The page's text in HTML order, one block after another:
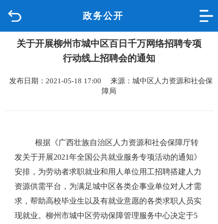
政务公开
品质城中
互动回应
关于开展柳州市城中区百日千万网络招聘专项
行动线上招聘会的通知
发布日期：2021-05-18 17:00 来源：城中区人力资源和社会保
障局
根据《广西壮族自治区人力资源和社会保障厅转
发关于开展2021年全国公共就业服务专项活动的通知》
安排，为劳动者求职就业和用人单位用工招聘搭建人力
资源供需平台，为满足城中区各类企事业单位对人才需
求，帮助高校毕业生以及有就业意愿的各类求职人员实
现就业。柳州市城中区劳动保障管理服务中心决定于5